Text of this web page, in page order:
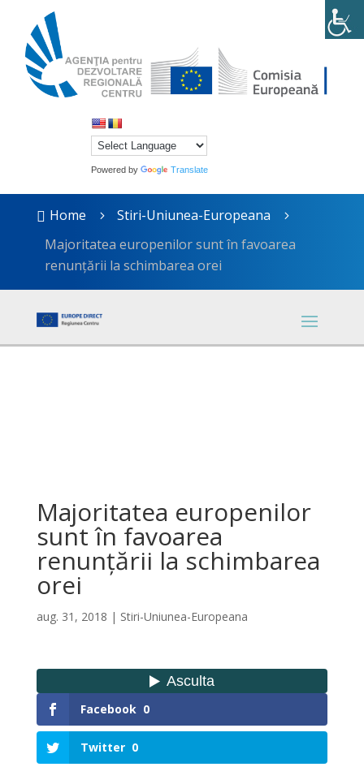
Powered by Translate
 Home 5 Stiri-Uniunea-Europeana 5
Majoritatea europenilor sunt în favoarea
renunțării la schimbarea orei
Majoritatea europenilor
sunt în favoarea
renunțării la schimbarea
orei
aug. 31, 2018 | Stiri-Uniunea-Europeana
Facebook 0
Twitter 0